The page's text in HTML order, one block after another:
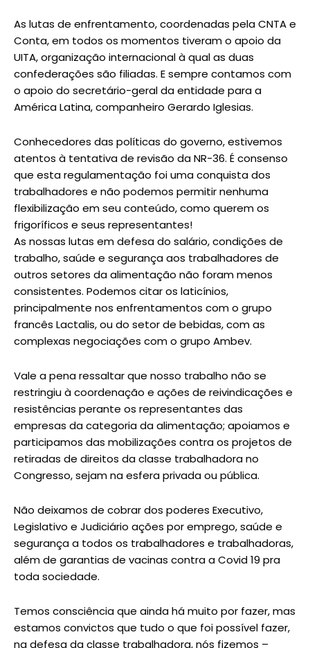
As lutas de enfrentamento, coordenadas pela CNTA e
Conta, em todos os momentos tiveram o apoio da
UITA, organização internacional à qual as duas
confederações são filiadas. E sempre contamos com
o apoio do secretário-geral da entidade para a
América Latina, companheiro Gerardo Iglesias.
Conhecedores das políticas do governo, estivemos
atentos à tentativa de revisão da NR-36. É consenso
que esta regulamentação foi uma conquista dos
trabalhadores e não podemos permitir nenhuma
flexibilização em seu conteúdo, como querem os
frigoríficos e seus representantes!
As nossas lutas em defesa do salário, condições de
trabalho, saúde e segurança aos trabalhadores de
outros setores da alimentação não foram menos
consistentes. Podemos citar os laticínios,
principalmente nos enfrentamentos com o grupo
francês Lactalis, ou do setor de bebidas, com as
complexas negociações com o grupo Ambev.
Vale a pena ressaltar que nosso trabalho não se
restringiu à coordenação e ações de reivindicações e
resistências perante os representantes das
empresas da categoria da alimentação; apoiamos e
participamos das mobilizações contra os projetos de
retiradas de direitos da classe trabalhadora no
Congresso, sejam na esfera privada ou pública.
Não deixamos de cobrar dos poderes Executivo,
Legislativo e Judiciário ações por emprego, saúde e
segurança a todos os trabalhadores e trabalhadoras,
além de garantias de vacinas contra a Covid 19 pra
toda sociedade.
Temos consciência que ainda há muito por fazer, mas
estamos convictos que tudo o que foi possível fazer,
na defesa da classe trabalhadora, nós fizemos –